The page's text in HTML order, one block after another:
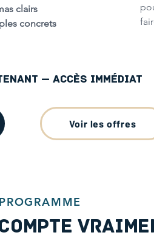
clairs
concrets
— accès immédiat
Voir les offres